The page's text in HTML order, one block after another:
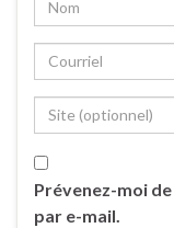
Prévenez-moi
par e-mail.